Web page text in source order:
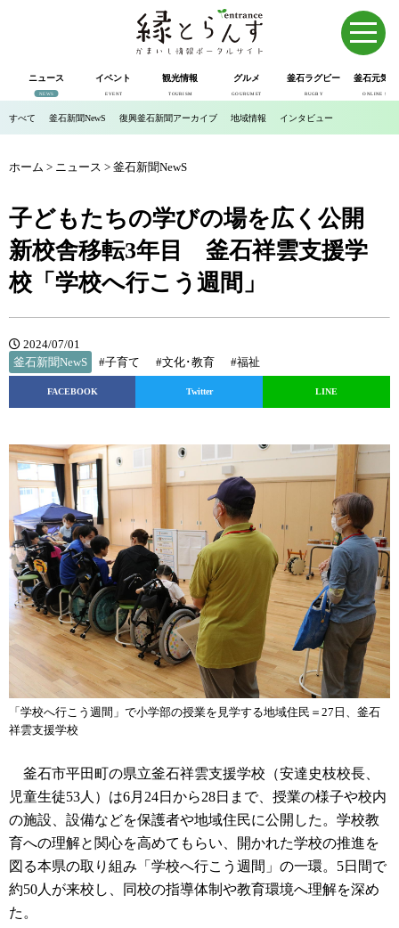
ニュース
NEWS
イベント
EVENT
観光情報
TOURISM
グルメ
GOURUMET
釜石ラグビー
RUGBY
釜石元気
ONLINE SHOP
すべて 釜石新聞NewS 復興釜石新聞アーカイブ 地域情報 インタビュー
ホーム > ニュース > 釜石新聞NewS
子どもたちの学びの場を広く公開
新校舎移転3年目 釜石祥雲支援学
校「学校へ行こう週間」
2024/07/01
釜石新聞NewS
#子育て #文化･教育 #福祉
FACEBOOK Twitter LINE
「学校へ行こう週間」で小学部の授業を見学する地域住民＝27日、釜石
祥雲支援学校
釜石市平田町の県立釜石祥雲支援学校（安達史枝校長、
児童生徒53人）は6月24日から28日まで、授業の様子や校内
の施設、設備などを保護者や地域住民に公開した。学校教
育への理解と関心を高めてもらい、開かれた学校の推進を
図る本県の取り組み「学校へ行こう週間」の一環。5日間で
約50人が来校し、同校の指導体制や教育環境へ理解を深め
た。